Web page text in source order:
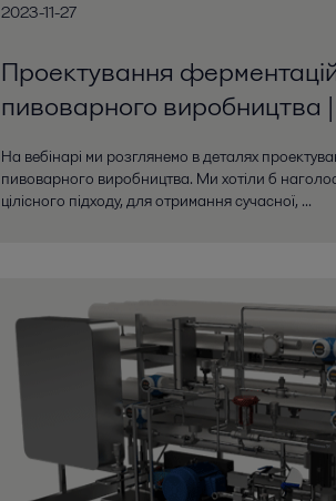
2023-11-27
Проектування
пивоварного виробництва
На вебінарі ми розглянемо в деталях
пивоварного виробництва. Ми хотіли б
цілісного підходу, для отримання сучасної, ...